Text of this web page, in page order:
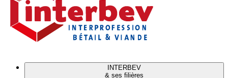
INTERBEV
& ses filières